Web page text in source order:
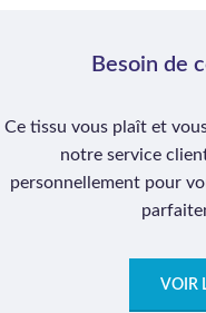
Besoin de
Ce tissu vous plaît et
notre service
personnellement pour
VOIR